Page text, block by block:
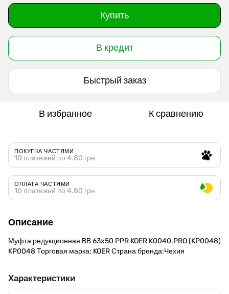
Купить
В кредит
Быстрый заказ
В избранное К сравнению
ПОКУПКА ЧАСТЯМИ
10 платежей по 4.80 грн
ОПЛАТА ЧАСТЯМИ
10 платежей по 4.80 грн
Описание
Муфта редукционная ВВ 63x50 PPR KOER K0040.PRO (KP0048)
KP0048 Торговая марка: KOER Страна бренда:Чехия
Характеристики